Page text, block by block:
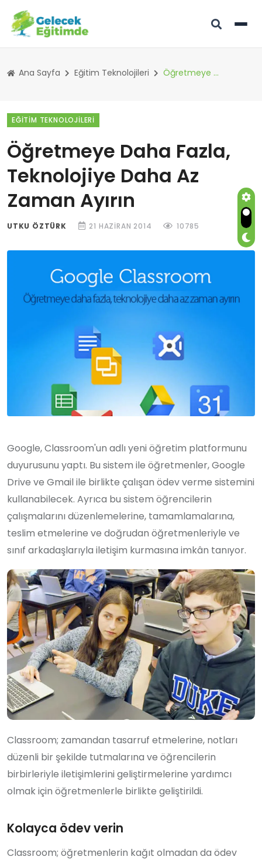
Ana Sayfa Eğitim Teknolojileri Öğretmeye Daha Fazla, Teknolojiye Daha Az Zaman Ayırın
EĞITIM TEKNOLOJILERI
Öğretmeye Daha Fazla,
Teknolojiye Daha Az
Zaman Ayırın
UTKU ÖZTÜRK 21 HAZIRAN 2014 10785
Google, Classroom'un adlı yeni öğretim platformunu
duyurusunu yaptı. Bu sistem ile öğretmenler, Google
Drive ve Gmail ile birlikte çalışan ödev verme sistemini
kullanabilecek. Ayrıca bu sistem öğrencilerin
çalışmalarını düzenlemelerine, tamamlamalarına,
teslim etmelerine ve doğrudan öğretmenleriyle ve
sınıf arkadaşlarıyla iletişim kurmasına imkân tanıyor.
Classroom; zamandan tasarruf etmelerine, notları
düzenli bir şekilde tutmalarına ve öğrencilerin
birbirleriyle iletişimlerini geliştirmelerine yardımcı
olmak için öğretmenlerle birlikte geliştirildi.
Kolayca ödev verin
Classroom; öğretmenlerin kağıt olmadan da ödev